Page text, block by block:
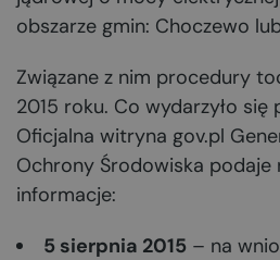
obszarze gmin: Choczewo
Związane z nim procedury
2015 roku. Co wydarzyło
Oficjalna witryna gov.pl
Ochrony Środowiska podaje
informacje:
5 sierpnia 2015 – na